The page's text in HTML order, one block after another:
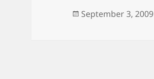
Posted
September 3, 2009